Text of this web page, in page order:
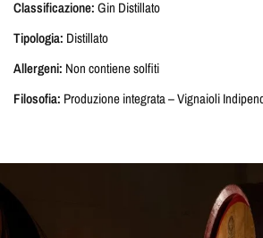
Classificazione:Gin Distillato
Tipologia: Distillato
Allergeni: Non contiene solfiti
Filosofia: Produzione integrata – Vignaioli